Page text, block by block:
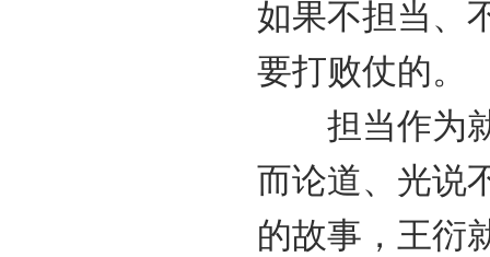
如果不担当、
要打败仗的。
担当作为就
而论道、光说
的故事，王衍